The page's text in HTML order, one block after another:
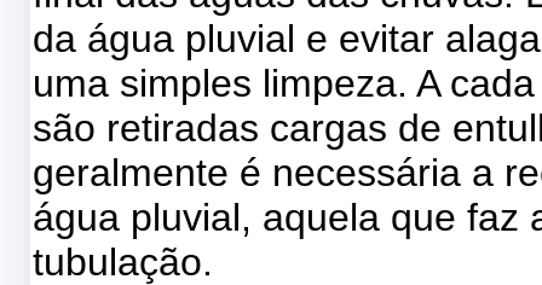
da água pluvial e evitar
uma simples limpeza. A
são retiradas cargas de
geralmente é necessária a
água pluvial, aquela que faz
tubulação.